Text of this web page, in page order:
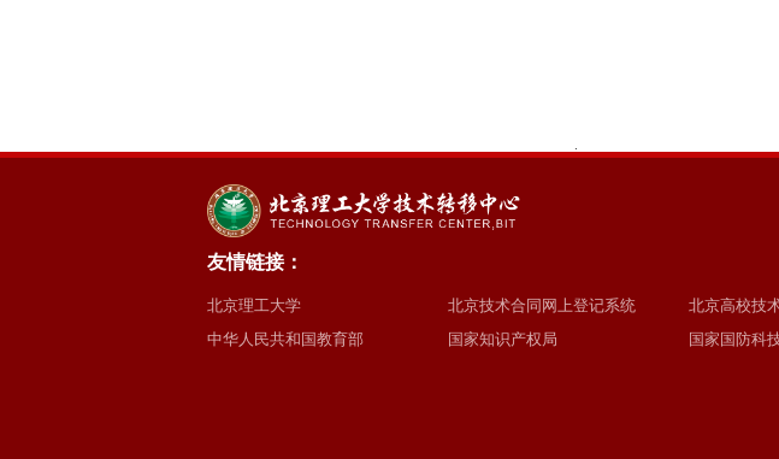
友情链接：
北京理工大学 北京技术合同网上登记系统 北京高校技
中华人民共和国教育部
国家知识产权局 国家国防科